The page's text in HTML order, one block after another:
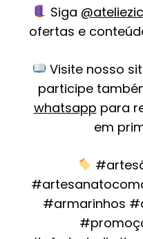
Siga
ofertas e
Visite nosso
participe
whatsapp para
em
#armarinhos